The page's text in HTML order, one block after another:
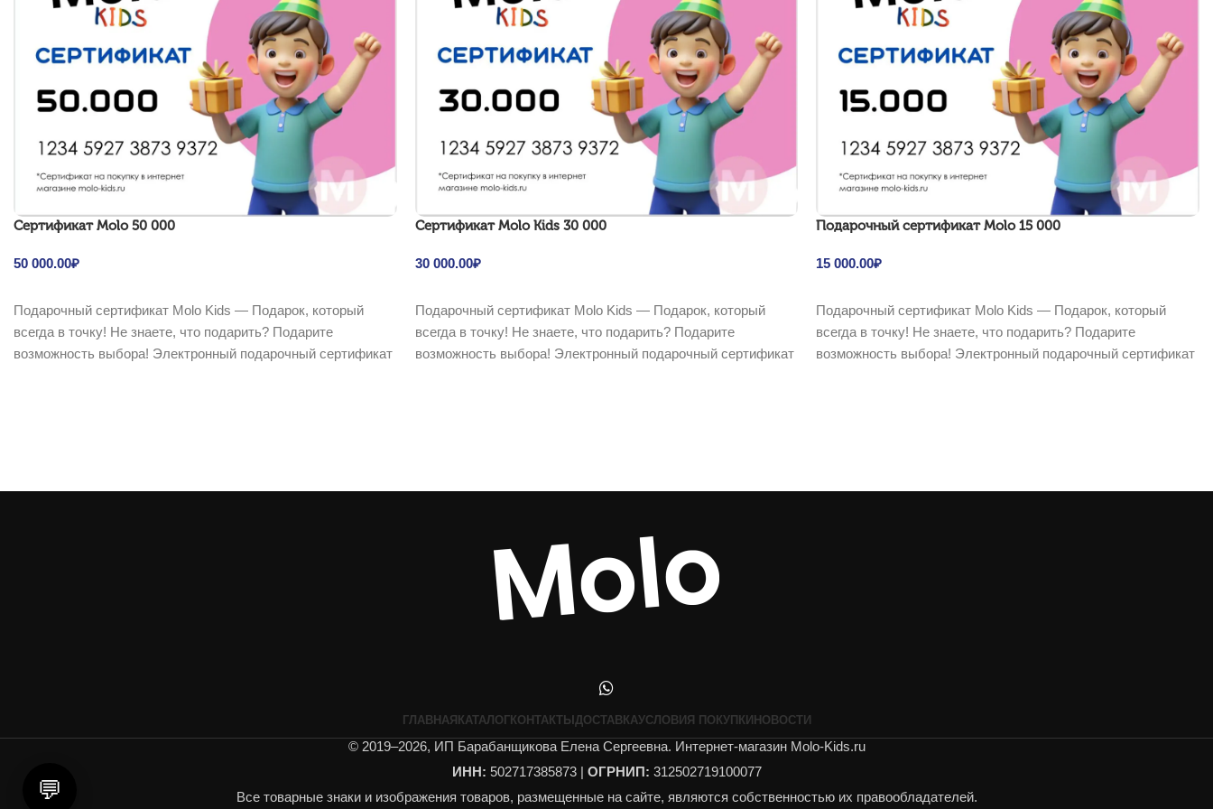
Cертификат Molo 50 000
50 000.00₽
Подарочный сертификат Molo Kids — Подарок, который
всегда в точку! Не знаете, что подарить? Подарите
возможность выбора! Электронный подарочный сертификат
Cертификат Molo Kids 30 000
30 000.00₽
Подарочный сертификат Molo Kids — Подарок, который
всегда в точку! Не знаете, что подарить? Подарите
возможность выбора! Электронный подарочный сертификат
Подарочный сертификат Molo 15 000
15 000.00₽
Подарочный сертификат Molo Kids — Подарок, который
всегда в точку! Не знаете, что подарить? Подарите
возможность выбора! Электронный подарочный сертификат
ГЛАВНАЯ КАТАЛОГКОНТАКТЫ ДОСТАВКАУСЛОВИЯ ПОКУПКИ НОВОСТИ
© 2019–2026, ИП Барабанщикова Елена Сергеевна. Интернет-магазин Molo-Kids.ru
ИНН: 502717385873 | ОГРНИП: 312502719100077
Все товарные знаки и изображения товаров, размещенные на сайте, являются собственностью их правообладателей.
💬